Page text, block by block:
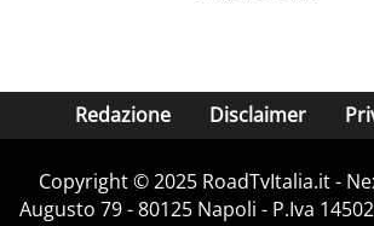
Redazione Disclaimer
Copyright ©️ 2025 RoadTvItalia.it -
Augusto 79 - 80125 Napoli - P.Iva